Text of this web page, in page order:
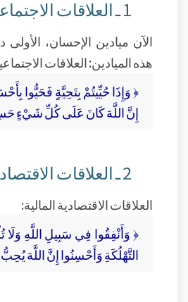
1 ـ العلاقات الاجتماعية:
الآن ميادين الإحسان،
هذه الميادين: العلاقات
﴿ وَإِذَا حُيِّيتُمْ بِتَحِيَّةٍ فَحَيُّوا
إِنَّ اللَّهَ كَانَ عَلَى كُلِّ شَيْءٍ
2 ـ العلاقات الاقتصادية المالية :
العلاقات الاقتصادية المالية:
﴿ وَأَنْفِقُوا فِي سَبِيلِ اللَّهِ وَلَا
التَّهْلُكَةِ وَأَحْسِنُوا إِنَّ اللَّهَ